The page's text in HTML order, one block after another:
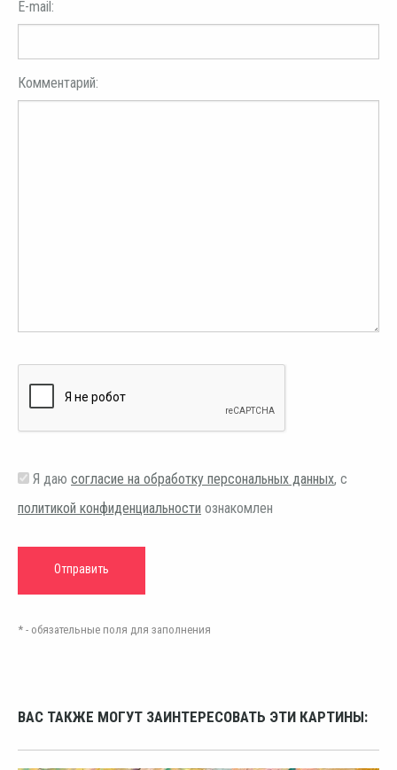
E-mail:
Комментарий:
Я даю согласие на обработку персональных данных, с
политикой конфиденциальности ознакомлен
* - обязательные поля для заполнения
ВАС ТАКЖЕ МОГУТ ЗАИНТЕРЕСОВАТЬ ЭТИ КАРТИНЫ: